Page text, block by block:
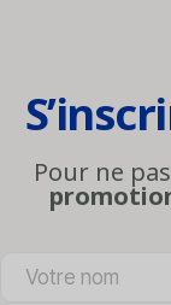
Pour ne